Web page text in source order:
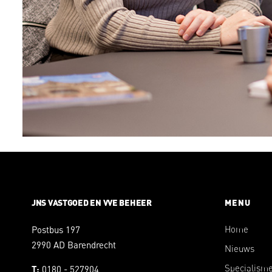
JNS VASTGOED EN VVE BEHEER
Postbus 197
2990 AD Barendrecht
T: 0180 - 527904
MENU
Home
Nieuws